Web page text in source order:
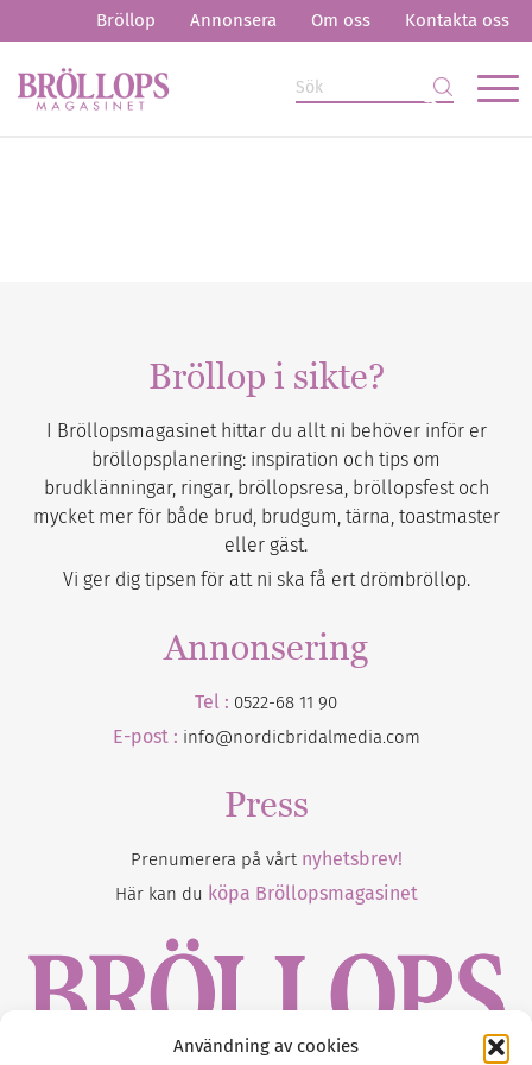
Användning av cookies
Bröllop Annonsera Om oss Kontakta oss
Bröllop i sikte?
I Bröllopsmagasinet hittar du allt ni behöver inför er
bröllopsplanering: inspiration och tips om
brudklänningar, ringar, bröllopsresa, bröllopsfest och
mycket mer för både brud, brudgum, tärna, toastmaster
eller gäst.
Vi ger dig tipsen för att ni ska få ert drömbröllop.
Annonsering
Tel : 0522-68 11 90
E-post : info@nordicbridalmedia.com
Press
Prenumerera på vårt nyhetsbrev!
Här kan du köpa Bröllopsmagasinet